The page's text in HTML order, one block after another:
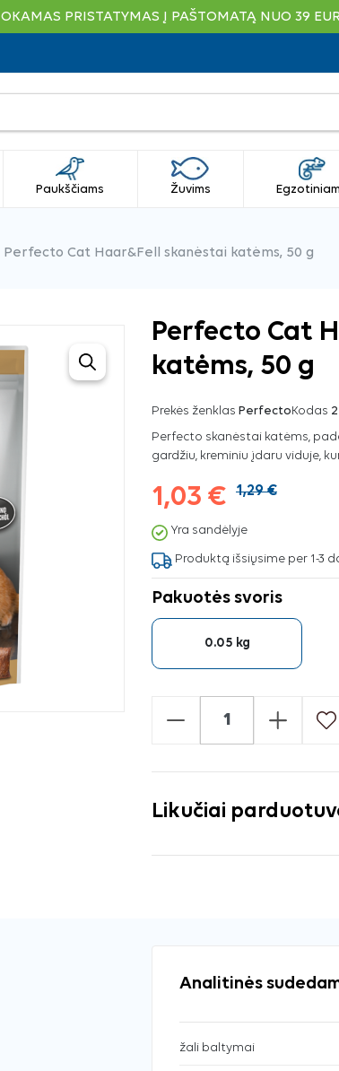
PRISTATYMAS Į PAŠTOMATĄ NUO 39 EUR
Paukščiams Žuvims
Perfecto Cat Haar&Fell skanėstai katėms, 50 g
Perfecto Cat
katėms, 50 g
Prekės ženklas PerfectoKodas
Perfecto skanėstai katėms,
gardžiu, kreminiu įdaru viduje,
1,03 € 1,29 €
Yra sandėlyje
Produktą išsiųsime per 1-3
Pakuotės svoris
0.05 kg
- +
Likučiai
Analitinės
žali baltymai